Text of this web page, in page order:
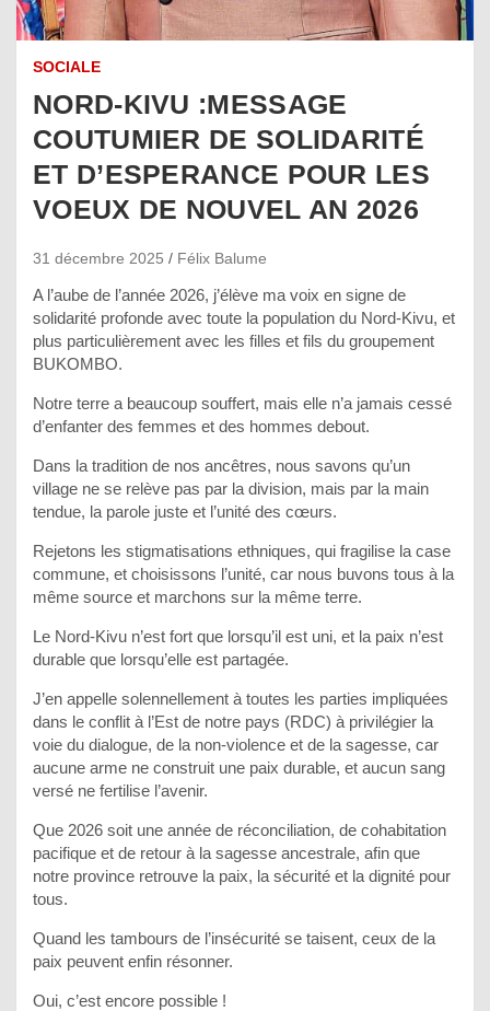
SOCIALE
NORD-KIVU :MESSAGE
COUTUMIER DE SOLIDARITÉ
ET D’ESPERANCE POUR LES
VOEUX DE NOUVEL AN 2026
31 décembre 2025 Félix Balume
A l’aube de l’année 2026, j’élève ma voix en signe de
solidarité profonde avec toute la population du Nord-Kivu, et
plus particulièrement avec les filles et fils du groupement
BUKOMBO.
Notre terre a beaucoup souffert, mais elle n’a jamais cessé
d’enfanter des femmes et des hommes debout.
Dans la tradition de nos ancêtres, nous savons qu’un
village ne se relève pas par la division, mais par la main
tendue, la parole juste et l’unité des cœurs.
Rejetons les stigmatisations ethniques, qui fragilise la case
commune, et choisissons l’unité, car nous buvons tous à la
même source et marchons sur la même terre.
Le Nord-Kivu n’est fort que lorsqu’il est uni, et la paix n’est
durable que lorsqu’elle est partagée.
J’en appelle solennellement à toutes les parties impliquées
dans le conflit à l’Est de notre pays (RDC) à privilégier la
voie du dialogue, de la non-violence et de la sagesse, car
aucune arme ne construit une paix durable, et aucun sang
versé ne fertilise l’avenir.
Que 2026 soit une année de réconciliation, de cohabitation
pacifique et de retour à la sagesse ancestrale, afin que
notre province retrouve la paix, la sécurité et la dignité pour
tous.
Quand les tambours de l’insécurité se taisent, ceux de la
paix peuvent enfin résonner.
Oui, c’est encore possible !